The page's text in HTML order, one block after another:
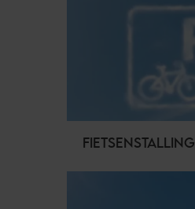
FIETSENSTALLING